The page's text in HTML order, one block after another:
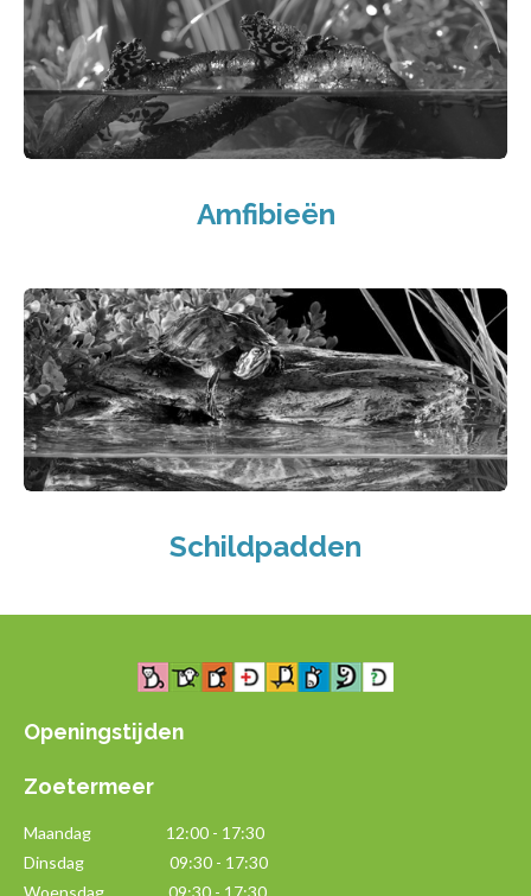
Amfibieën
Schildpadden
Openingstijden
Zoetermeer
Maandag 12:00 - 17:30
Dinsdag 09:30 - 17:30